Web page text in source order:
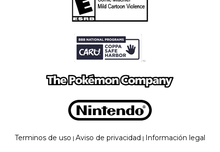
Terminos de uso | Aviso de privacidad | Información legal